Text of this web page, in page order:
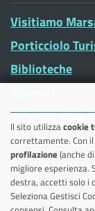
Visitiamo
Porticciolo
Biblioteche
PROGRAMMA
Summer School
Il sito utilizzacookie
correttamente. Con
profilazione(anche
migliore esperienza.
destra, accetti solo i
Seleziona Gestisci